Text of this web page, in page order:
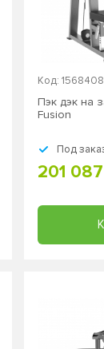
Код:
Пэк дэк на
Fusion
Под
201